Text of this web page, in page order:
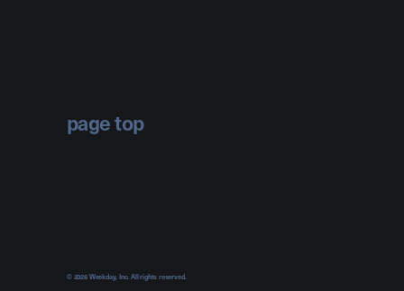
page top
© 2026 Weekday, Inc. All rights reserved.